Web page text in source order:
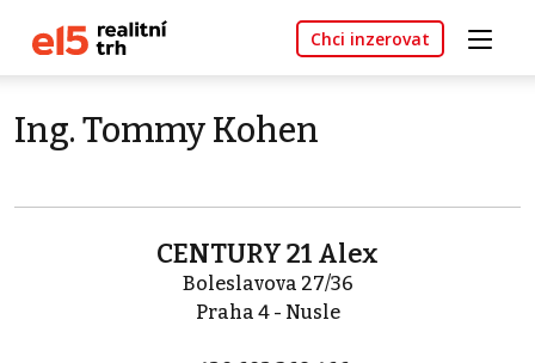
Chci inzerovat
Ing. Tommy Kohen
CENTURY 21 Alex
Boleslavova 27/36
Praha 4 - Nusle